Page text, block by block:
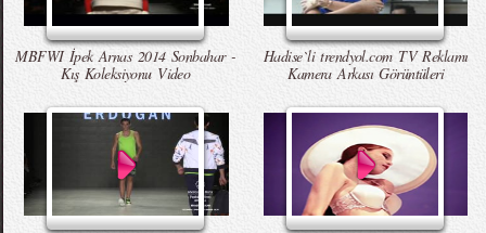
MBFWI İpek Arnas 2014 Sonbahar -
Kış Koleksiyonu Video
Hadise`li trendyol.com TV Reklamı
Kamera Arkası Görüntüleri